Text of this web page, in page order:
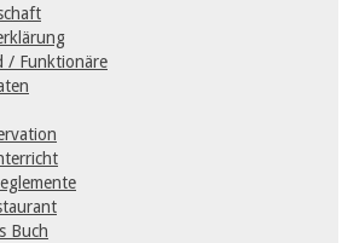
/ Funktionäre
Buch